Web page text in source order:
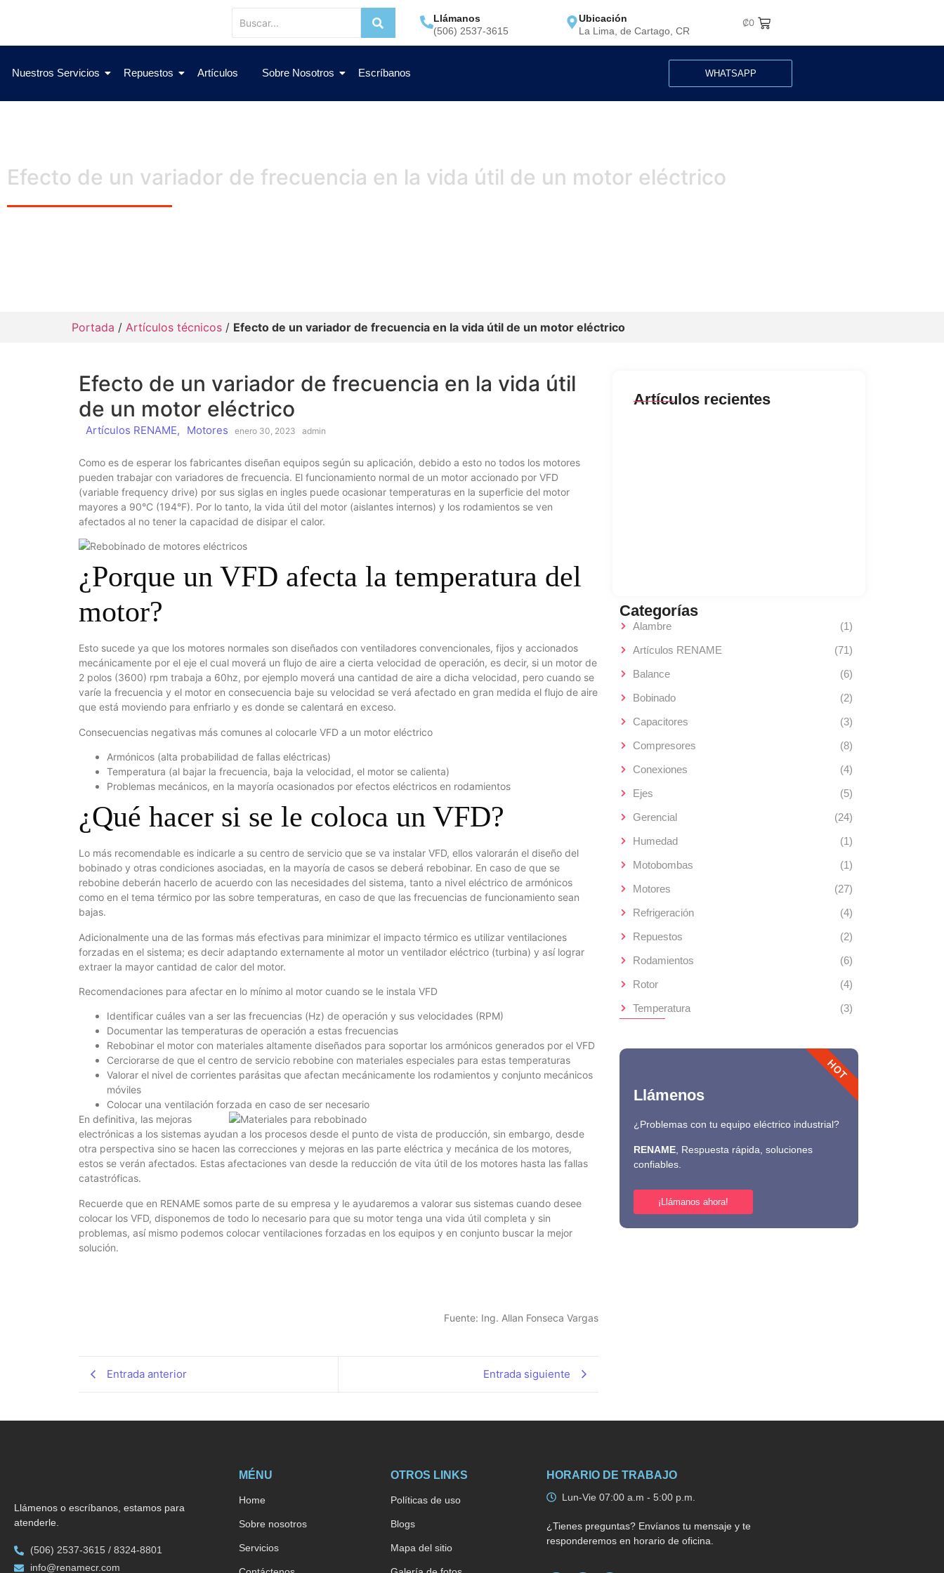
Llámanos
(506) 2537-3615
Ubicación
La Lima, de Cartago, CR
₡0
Nuestros Servicios Repuestos Artículos Sobre Nosotros Escríbanos WHATSAPP
Efecto de un variador de frecuencia en la vida útil de un motor eléctrico
Portada / Artículos técnicos / Efecto de un variador de frecuencia en la vida útil de un motor eléctrico
Efecto de un variador de frecuencia en la vida útil
de un motor eléctrico
Artículos RENAME, Motores enero 30, 2023 admin
Como es de esperar los fabricantes diseñan equipos según su aplicación, debido a esto no todos los motores
pueden trabajar con variadores de frecuencia. El funcionamiento normal de un motor accionado por VFD
(variable frequency drive) por sus siglas en ingles puede ocasionar temperaturas en la superficie del motor
mayores a 90°C (194°F). Por lo tanto, la vida útil del motor (aislantes internos) y los rodamientos se ven
afectados al no tener la capacidad de disipar el calor.
¿Porque un VFD afecta la temperatura del
motor?
Esto sucede ya que los motores normales son diseñados con ventiladores convencionales, fijos y accionados
mecánicamente por el eje el cual moverá un flujo de aire a cierta velocidad de operación, es decir, si un motor de
2 polos (3600) rpm trabaja a 60hz, por ejemplo moverá una cantidad de aire a dicha velocidad, pero cuando se
varíe la frecuencia y el motor en consecuencia baje su velocidad se verá afectado en gran medida el flujo de aire
que está moviendo para enfriarlo y es donde se calentará en exceso.
Consecuencias negativas más comunes al colocarle VFD a un motor eléctrico
Armónicos (alta probabilidad de fallas eléctricas)
Temperatura (al bajar la frecuencia, baja la velocidad, el motor se calienta)
Problemas mecánicos, en la mayoría ocasionados por efectos eléctricos en rodamientos
¿Qué hacer si se le coloca un VFD?
Lo más recomendable es indicarle a su centro de servicio que se va instalar VFD, ellos valorarán el diseño del
bobinado y otras condiciones asociadas, en la mayoría de casos se deberá rebobinar. En caso de que se
rebobine deberán hacerlo de acuerdo con las necesidades del sistema, tanto a nivel eléctrico de armónicos
como en el tema térmico por las sobre temperaturas, en caso de que las frecuencias de funcionamiento sean
bajas.
Adicionalmente una de las formas más efectivas para minimizar el impacto térmico es utilizar ventilaciones
forzadas en el sistema; es decir adaptando externamente al motor un ventilador eléctrico (turbina) y así lograr
extraer la mayor cantidad de calor del motor.
Recomendaciones para afectar en lo mínimo al motor cuando se le instala VFD
Identificar cuáles van a ser las frecuencias (Hz) de operación y sus velocidades (RPM)
Documentar las temperaturas de operación a estas frecuencias
Rebobinar el motor con materiales altamente diseñados para soportar los armónicos generados por el VFD
Cerciorarse de que el centro de servicio rebobine con materiales especiales para estas temperaturas
Valorar el nivel de corrientes parásitas que afectan mecánicamente los rodamientos y conjunto mecánicos
móviles
Colocar una ventilación forzada en caso de ser necesario
En definitiva, las mejoras
electrónicas a los sistemas ayudan a los procesos desde el punto de vista de producción, sin embargo, desde
otra perspectiva sino se hacen las correcciones y mejoras en las parte eléctrica y mecánica de los motores,
estos se verán afectados. Estas afectaciones van desde la reducción de vita útil de los motores hasta las fallas
catastróficas.
Recuerde que en RENAME somos parte de su empresa y le ayudaremos a valorar sus sistemas cuando desee
colocar los VFD, disponemos de todo lo necesario para que su motor tenga una vida útil completa y sin
problemas, así mismo podemos colocar ventilaciones forzadas en los equipos y en conjunto buscar la mejor
solución.
Fuente: Ing. Allan Fonseca Vargas
Entrada anterior Entrada siguiente
Artículos recientes
Categorías
Alambre
(1)
Artículos RENAME
(71)
Balance
(6)
Bobinado
(2)
Capacitores
(3)
Compresores
(8)
Conexiones
(4)
Ejes
(5)
Gerencial
(24)
Humedad
(1)
Motobombas
(1)
Motores
(27)
Refrigeración
(4)
Repuestos
(2)
Rodamientos
(6)
Rotor
(4)
Temperatura
(3)
Llámenos
¿Problemas con tu equipo eléctrico industrial?
RENAME, Respuesta rápida, soluciones
confiables.
¡Llámanos ahora!
HOT
Llámenos o escríbanos, estamos para
atenderle.
(506) 2537-3615 / 8324-8801
info@renamecr.com
MÉNU
Home
Sobre nosotros
Servicios
OTROS LINKS
Políticas de uso
Blogs
Mapa del sitio
HORARIO DE TRABAJO
Lun-Vie 07:00 a.m - 5:00 p.m.
¿Tienes preguntas? Envíanos tu mensaje y te
responderemos en horario de oficina.